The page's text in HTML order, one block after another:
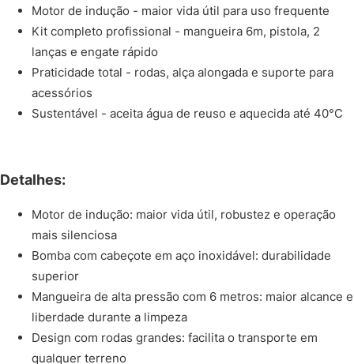
Motor de indução - maior vida útil para uso frequente
Kit completo profissional - mangueira 6m, pistola, 2
lanças e engate rápido
Praticidade total - rodas, alça alongada e suporte para
acessórios
Sustentável - aceita água de reuso e aquecida até 40°C
Detalhes:
Motor de indução: maior vida útil, robustez e operação
mais silenciosa
Bomba com cabeçote em aço inoxidável: durabilidade
superior
Mangueira de alta pressão com 6 metros: maior alcance e
liberdade durante a limpeza
Design com rodas grandes: facilita o transporte em
qualquer terreno